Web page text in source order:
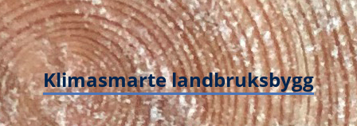
Klimasmarte landbruksbygg